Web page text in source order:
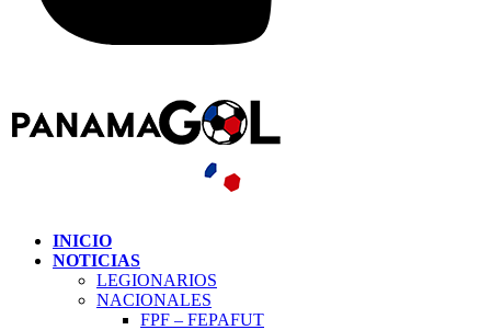
INICIO
NOTICIAS
LEGIONARIOS
NACIONALES
FPF – FEPAFUT